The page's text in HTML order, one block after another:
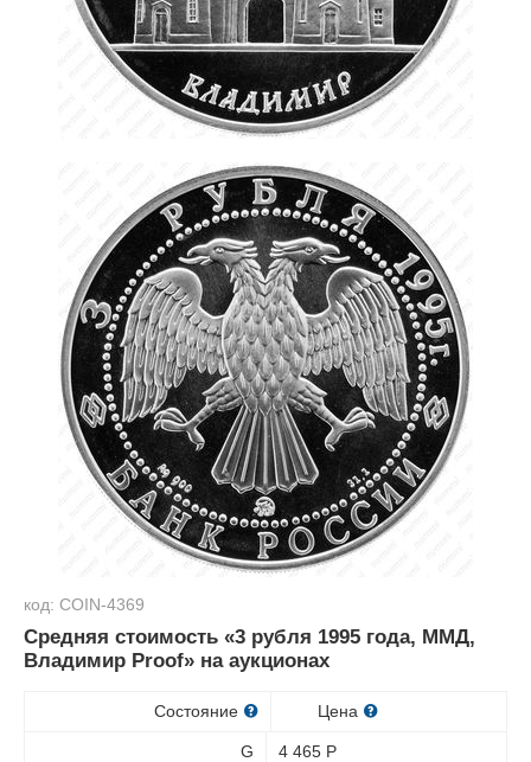
код: COIN-4369
Средняя стоимость «3 рубля 1995 года, ММД,
Владимир Proof» на аукционах
Состояние Цена
G 4 465 Р